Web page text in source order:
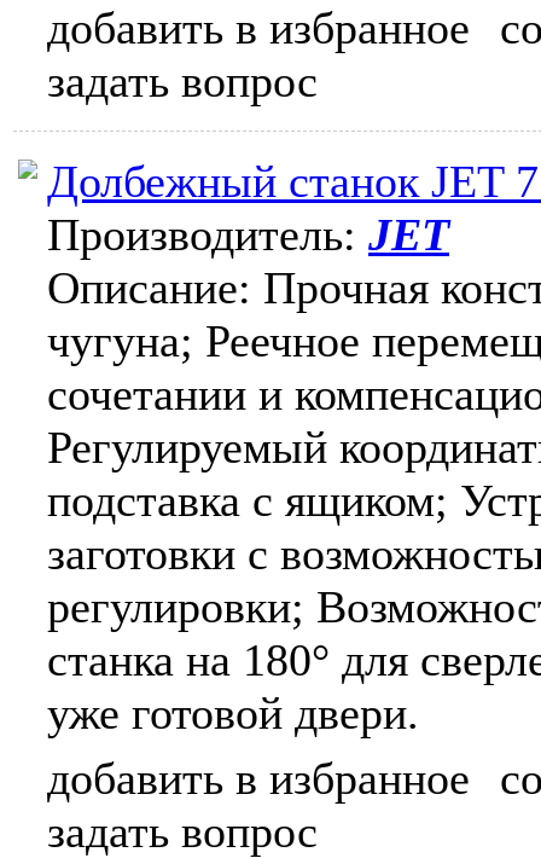
добавить в избранное
задать вопрос
Долбежный станок JET
Производитель: JET
Описание: Прочная
чугуна; Реечное
сочетании и
Регулируемый
подставка с ящиком;
заготовки с
регулировки;
станка на 180° для
уже готовой двери.
добавить в избранное
задать вопрос